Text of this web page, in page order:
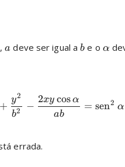
a deve ser igual a b e o α
+
b2
y2
−
ab
2xy cos α
= sen2 α
errada.